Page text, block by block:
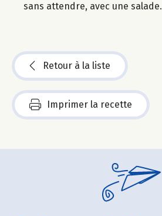
sans attendre, avec une salade.
Retour à la liste
Imprimer la recette